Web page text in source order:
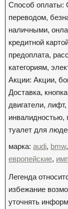
Способ оплаты:
переводом,
наличными,
кредитной
предоплата,
категориям,
Акции: Акции,
Доставка,
двигатели,
инвалидностью,
туалет для
марка: audi, bmw,
европейские,
Легенда
избежание
уточнять